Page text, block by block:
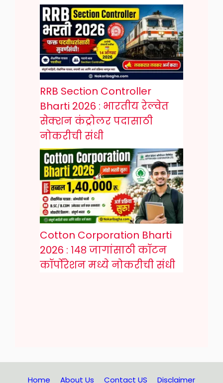
RRB Section Controller
Bharti 2026 : भारतीय रेल्वेत
सेक्शन कंट्रोलर पदासाठी
नोकरीची संधी
Cotton Corporation Bharti
2026 : १४८ जागांसाठी कॉटन
कॉर्पोरेशन मध्ये नोकरीची संधी
Home About Us Contact US Disclaimer